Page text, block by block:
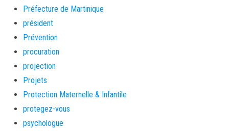
Préfecture de Martinique
président
Prévention
procuration
projection
Projets
Protection Maternelle & Infantile
protegez-vous
psychologue